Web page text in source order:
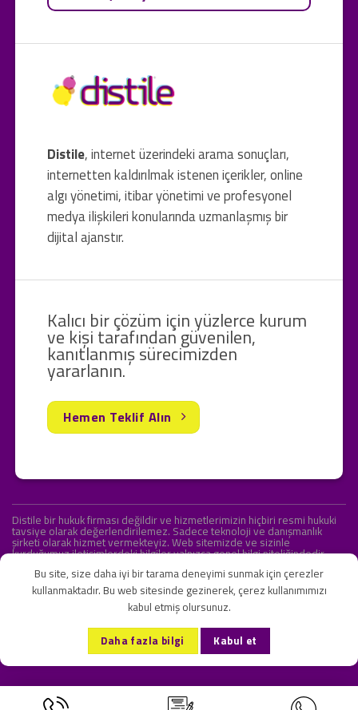
Distile, internet üzerindeki arama sonuçları,
internetten kaldırılmak istenen içerikler, online
algı yönetimi, itibar yönetimi ve profesyonel
medya ilişkileri konularında uzmanlaşmış bir
dijital ajanstır.
Kalıcı bir çözüm için yüzlerce kurum
ve kişi tarafından güvenilen,
kanıtlanmış sürecimizden
yararlanın.
Hemen Teklif Alın
Distile bir hukuk firması değildir ve hizmetlerimizin hiçbiri resmi hukuki
tavsiye olarak değerlendirilemez. Sadece teknoloji ve danışmanlık
şirketi olarak hizmet vermekteyiz. Web sitemizde ve sizinle
kurduğumuz iletişimlerdeki bilgiler yalnızca genel bilgi niteliğindedir.
KVKK ve Gizlilik Sözleşmesi S.S.S. İletişim
Copyright 2026 ©Onlipr Teknoloji ve Ticaret A.Ş.
Bu site, size daha iyi bir tarama deneyimi sunmak için çerezler
kullanmaktadır. Bu web sitesinde gezinerek, çerez kullanımımızı
kabul etmiş olursunuz.
Daha fazla bilgi Kabul et